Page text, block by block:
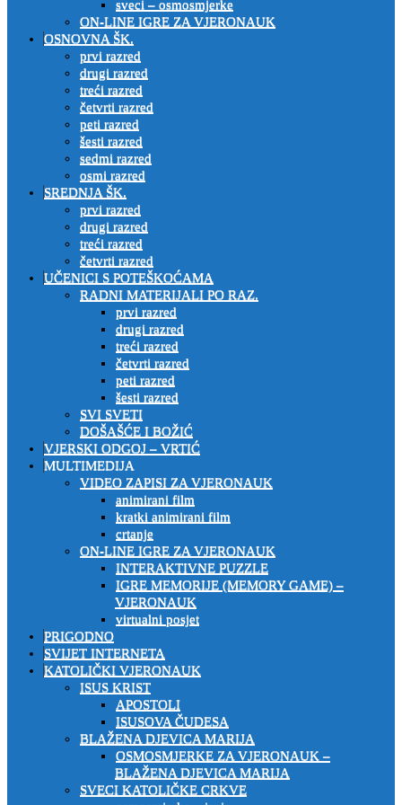
sveci – osmosmjerke
ON-LINE IGRE ZA VJERONAUK
OSNOVNA ŠK.
prvi razred
drugi razred
treći razred
četvrti razred
peti razred
šesti razred
sedmi razred
osmi razred
SREDNJA ŠK.
prvi razred
drugi razred
treći razred
četvrti razred
UČENICI S POTEŠKOĆAMA
RADNI MATERIJALI PO RAZ.
prvi razred
drugi razred
treći razred
četvrti razred
peti razred
šesti razred
SVI SVETI
DOŠAŠĆE I BOŽIĆ
VJERSKI ODGOJ – VRTIĆ
MULTIMEDIJA
VIDEO ZAPISI ZA VJERONAUK
animirani film
kratki animirani film
crtanje
ON-LINE IGRE ZA VJERONAUK
INTERAKTIVNE PUZZLE
IGRE MEMORIJE (MEMORY GAME) –
VJERONAUK
virtualni posjet
PRIGODNO
SVIJET INTERNETA
KATOLIČKI VJERONAUK
ISUS KRIST
APOSTOLI
ISUSOVA ČUDESA
BLAŽENA DJEVICA MARIJA
OSMOSMJERKE ZA VJERONAUK –
BLAŽENA DJEVICA MARIJA
SVECI KATOLIČKE CRKVE